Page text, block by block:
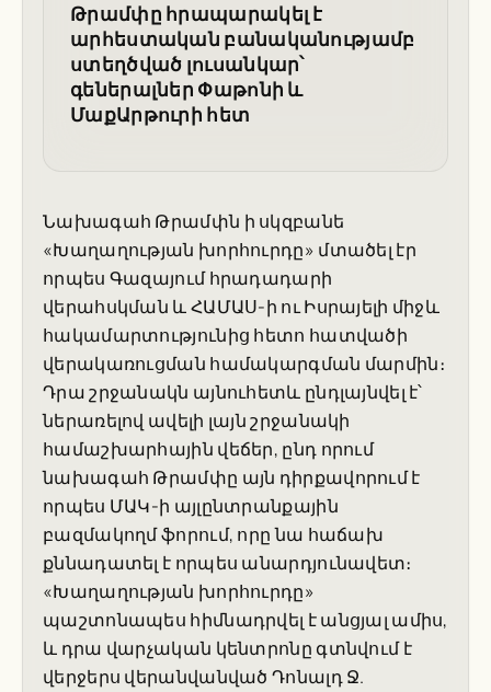
Թրամփը հրապարակել է
արհեստական բանականությամբ
ստեղծված լուսանկար՝
գեներալներ Փաթոնի և
ՄաքԱրթուրի հետ
Նախագահ Թրամփն ի սկզբանե
«Խաղաղության խորհուրդը» մտածել էր
որպես Գազայում հրադադարի
վերահսկման և ՀԱՄԱՍ-ի ու Իսրայելի միջև
հակամարտությունից հետո հատվածի
վերակառուցման համակարգման մարմին։
Դրա շրջանակն այնուհետև ընդլայնվել է՝
ներառելով ավելի լայն շրջանակի
համաշխարհային վեճեր, ընդ որում
նախագահ Թրամփը այն դիրքավորում է
որպես ՄԱԿ-ի այլընտրանքային
բազմակողմ ֆորում, որը նա հաճախ
քննադատել է որպես անարդյունավետ։
«Խաղաղության խորհուրդը»
պաշտոնապես հիմնադրվել է անցյալ ամիս,
և դրա վարչական կենտրոնը գտնվում է
վերջերս վերանվանված Դոնալդ Ջ.